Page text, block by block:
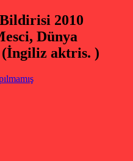
2010
Dünya
aktris. )